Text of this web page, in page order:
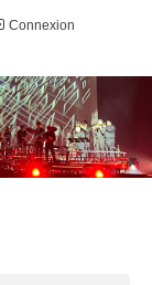
Connexion